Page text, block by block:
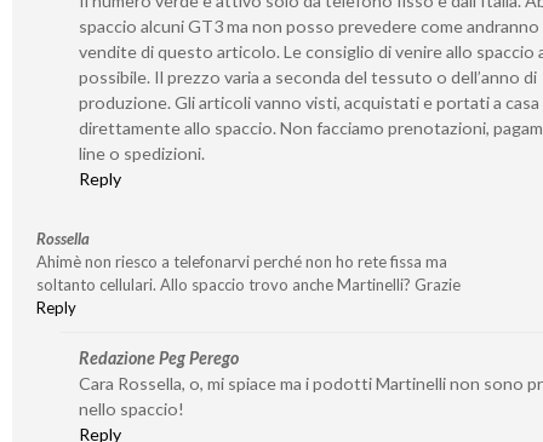
spaccio alcuni GT3 ma non posso prevedere come andranno
vendite di questo articolo. Le consiglio di venire allo spaccio
possibile. Il prezzo varia a seconda del tessuto o dell’anno di
produzione. Gli articoli vanno visti, acquistati e portati a casa
direttamente allo spaccio. Non facciamo prenotazioni,
line o spedizioni.
Reply
Rossella
Ahimè non riesco a telefonarvi perché non ho rete fissa ma
soltanto cellulari. Allo spaccio trovo anche Martinelli? Grazie
Reply
Redazione Peg Perego
Cara Rossella, o, mi spiace ma i podotti Martinelli non sono
nello spaccio!
Reply